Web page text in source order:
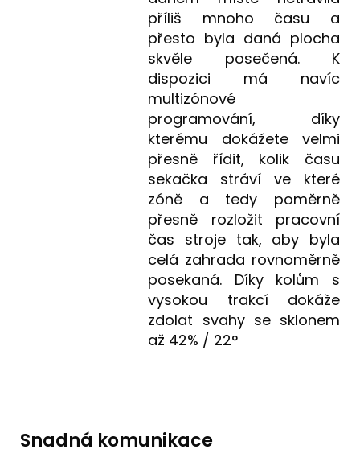
příliš mnoho času a
přesto byla daná plocha
skvěle posečená. K
dispozici má navíc
multizónové
programování, díky
kterému dokážete velmi
přesně řídit, kolik času
sekačka stráví ve které
zóně a tedy poměrně
přesně rozložit pracovní
čas stroje tak, aby byla
celá zahrada rovnoměrně
posekaná. Díky kolům s
vysokou trakcí dokáže
zdolat svahy se sklonem
až 42% / 22°
Snadná komunikace